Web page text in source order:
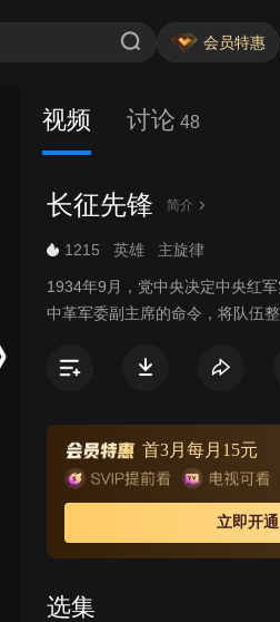
会员特惠
视频 讨论 48
长征先锋 简介
1215 英雄 主旋律
1934年9月，党中央决定中央红
中革军委副主席的命令，将队伍
肖强带领下，高呼“利剑除魔，百
战役，帮助红军大部队顺利转移
国之剑”找到的报纸，得到关键信
的地——陕北，胜利完成了转战
首3月每月15元
立即开通
选集